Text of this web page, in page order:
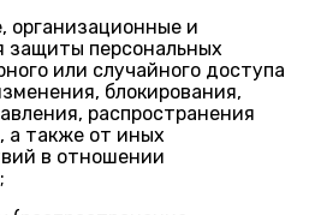
организационные и
защиты персональных
или случайного доступа
блокирования,
распространения
а также от иных
в отношении